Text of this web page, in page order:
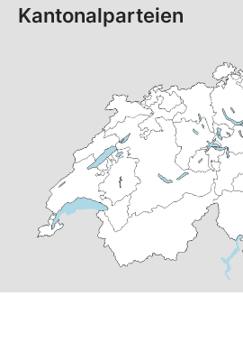
Kantonalparteien